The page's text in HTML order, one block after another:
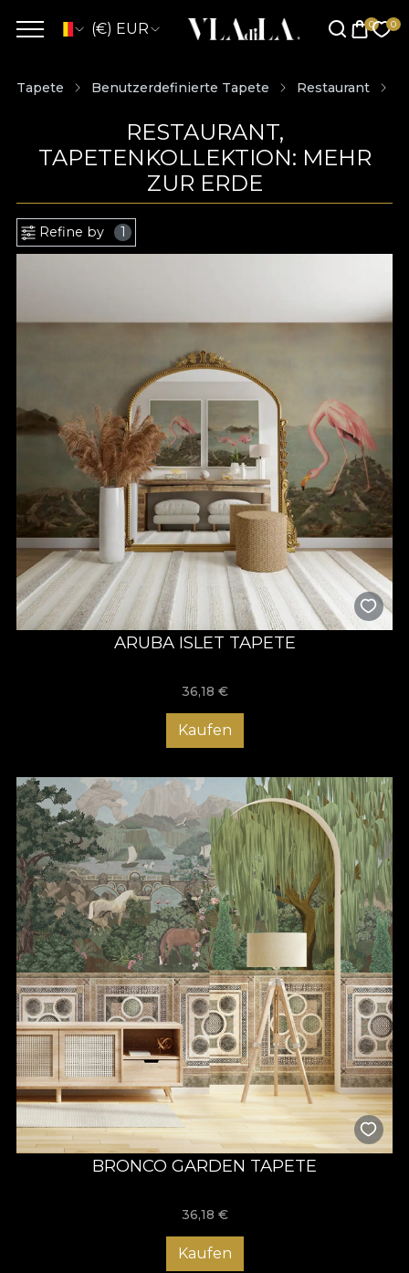
(€) EUR
Tapete Benutzerdefinierte Tapete Restaurant
RESTAURANT,
TAPETENKOLLEKTION: MEHR
ZUR ERDE
Refine by 1
ARUBA ISLET TAPETE
36,18 €
Kaufen
BRONCO GARDEN TAPETE
36,18 €
Kaufen